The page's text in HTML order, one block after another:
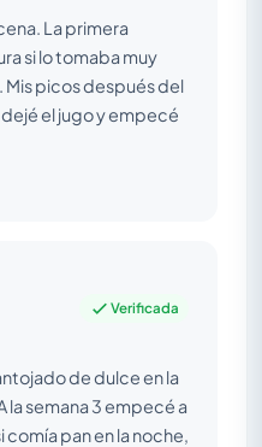
La primera
si lo tomaba muy
Mis picos después del
el jugo y empecé
Verificada
de dulce en la
semana 3 empecé a
pan en la noche,